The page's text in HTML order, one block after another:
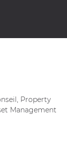
Property
Management